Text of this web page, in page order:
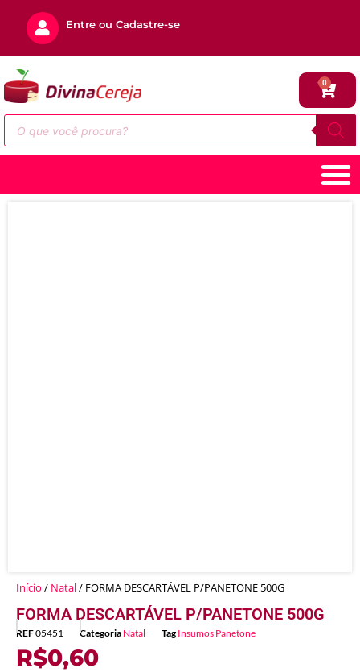
Entre ou Cadastre-se
0
Início / Natal/ FORMA DESCARTÁVEL P/PANETONE 500G
FORMA DESCARTÁVEL P/PANETONE 500G
REF05451 Categoria Natal Tag Insumos Panetone
R$0,60